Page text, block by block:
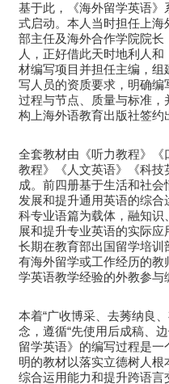
基于此，《海外留学英语》
式启动。本人当时担任上海
部主任及海外合作学院院
人，正好借此天时地利人
材编写项目并担任主编，
写人员的资质要求，明确编
过程与节点、质量与标准
构上海外语教育出版社签约
全套教材由《听力教程》
教程》《人文英语》《科技
成。前四册基于生活和社
发展和提升通用英语的综
科专业语篇为载体，融知
展和提升专业英语的实际
长期在教育部出国留学培
有海外留学或工作经历的教
学英语教学经验的外教参与
本着“广收博采、去莠纳良
念，遵循“先使用后成稿、
留学英语》的编写过程是
明的教材以落实立德树人
综合运用能力和提升跨语